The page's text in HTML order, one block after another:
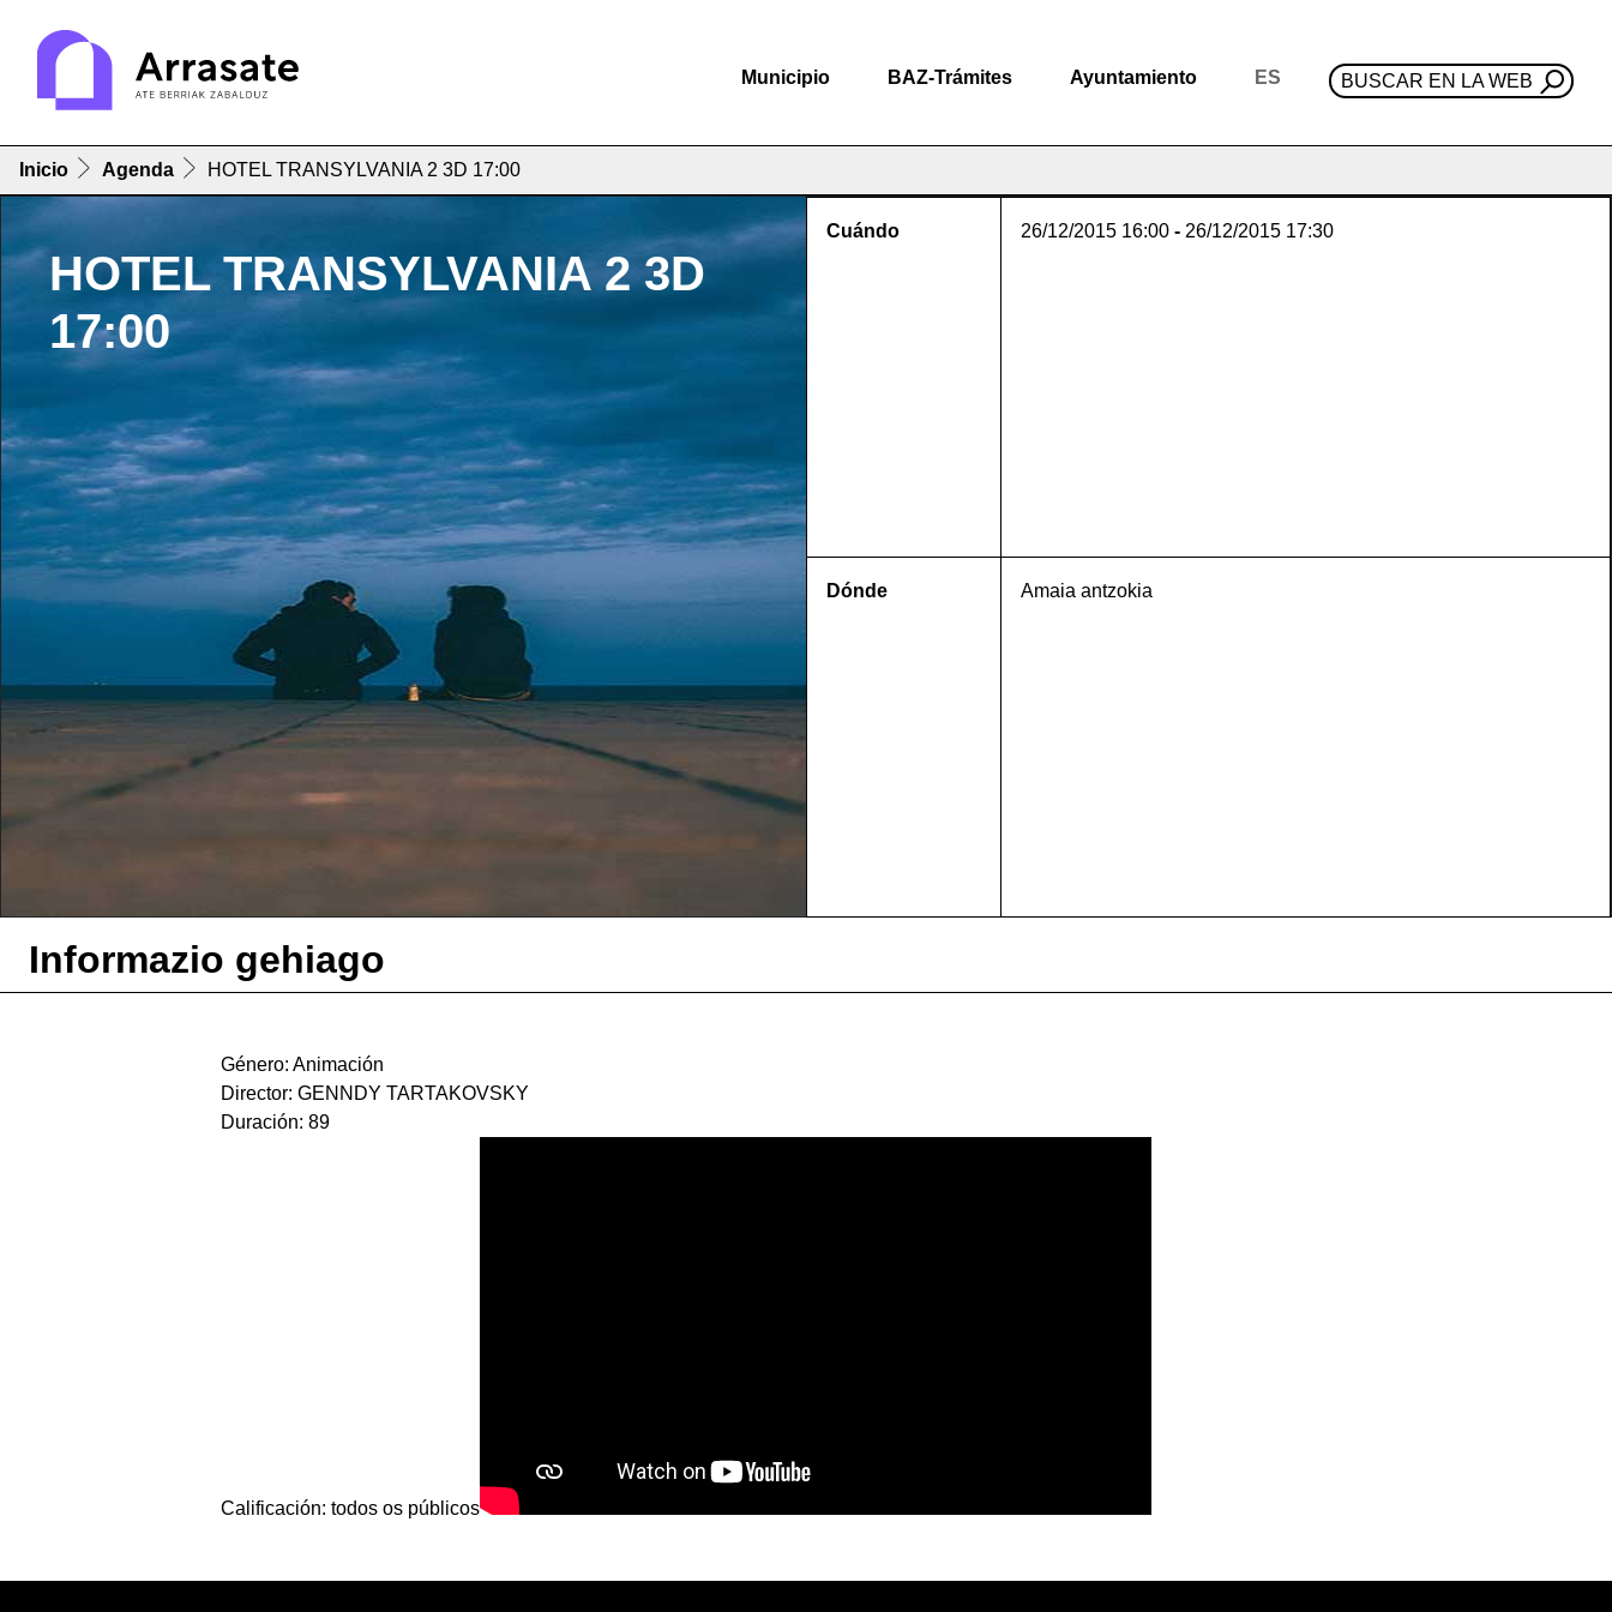
Municipio BAZ-Trámites Ayuntamiento ES BUSCAR EN LA WEB
Inicio Agenda HOTEL TRANSYLVANIA 2 3D 17:00
HOTEL TRANSYLVANIA 2 3D
17:00
Cuándo 26/12/2015 16:00 - 26/12/2015 17:30
Dónde Amaia antzokia
Informazio gehiago
Género: Animación
Director: GENNDY TARTAKOVSKY
Duración: 89
Calificación: todos os públicos